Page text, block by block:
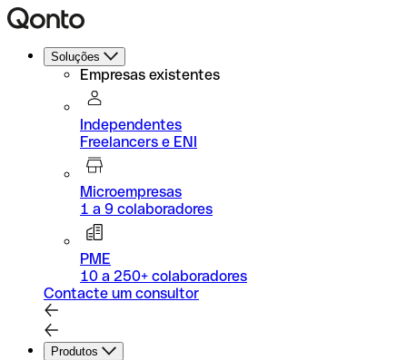
Soluções
Empresas existentes
Independentes
Freelancers e ENI
Microempresas
1 a 9 colaboradores
PME
10 a 250+ colaboradores
Contacte um consultor
Produtos